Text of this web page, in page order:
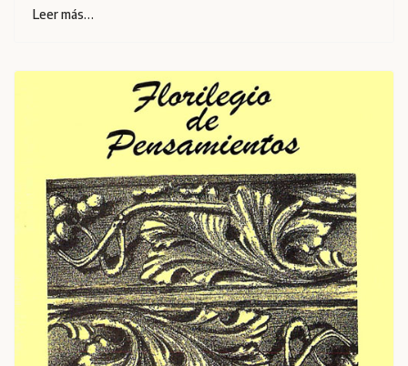
Leer más…